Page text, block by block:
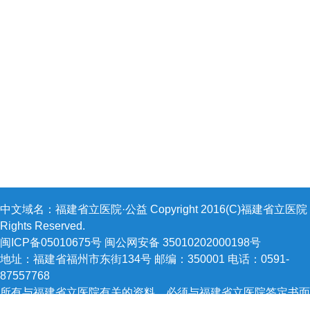
中文域名：福建省立医院·公益 Copyright 2016(C)福建省立医院
Rights Reserved.
闽ICP备05010675号 闽公网安备 35010202000198号
地址：福建省福州市东街134号 邮编：350001 电话：0591-
87557768
所有与福建省立医院有关的资料，必须与福建省立医院签定书